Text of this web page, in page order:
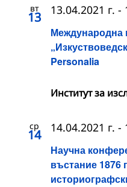
вт
13
Международна
Personalia
13.04.2021 г. -
Институт за
ср
14
Научна
въстание 1876
14.04.2021 г. -